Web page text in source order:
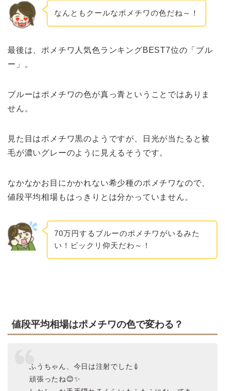
なんともクールなポメチワの色だね～！
最後は、ポメチワ人気色ランキングBEST7位の「ブル
ー」。
ブルーはポメチワの色が真っ青ということではありま
せん。
見た目はポメチワ黒のようですが、日光が当たると被
毛が濃いグレーのように見えるそうです。
なかなかお目にかかれない希少種のポメチワなので、
値段平均相場もはっきりとは分かっていません。
70万円するブルーのポメチワがいるみた
い！ビックリ仰天だわ～！
値段平均相場はポメチワの色で変わる？
ふうちゃん、今日は注射でした💉
頑張ったね😊✨